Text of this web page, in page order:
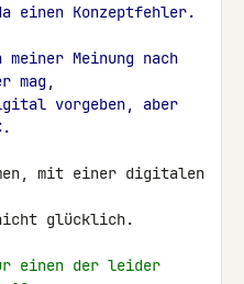
einen Konzeptfehler.
Meinung nach
mag,
vorgeben, aber
mit einer digitalen
glücklich.
einen der leider